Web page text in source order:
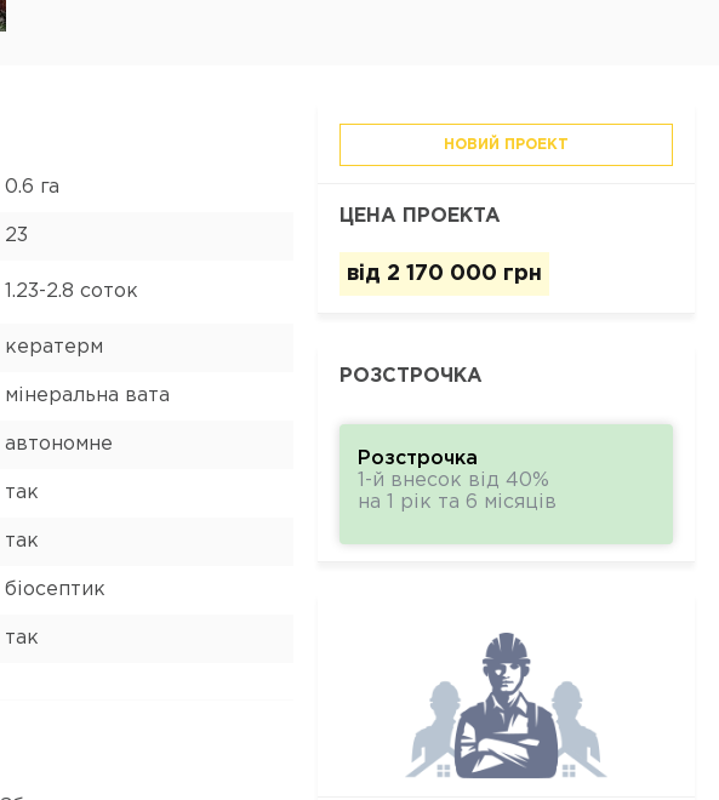
0.6 га
23
1.23-2.8 соток
кератерм
мінеральна вата
автономне
так
так
біосептик
так
НОВИЙ ПРОЕКТ
ЦЕНА ПРОЕКТА
від 2 170 000 грн
РОЗСТРОЧКА
Розстрочка
1-й внесок від 40%
на 1 рік та 6 місяців